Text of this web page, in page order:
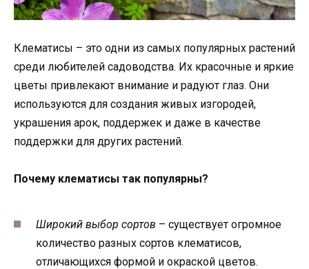
Клематисы – это одни из самых популярных растений
среди любителей садоводства. Их красочные и яркие
цветы привлекают внимание и радуют глаз. Они
используются для создания живых изгородей,
украшения арок, поддержек и даже в качестве
поддержки для других растений.
Почему клематисы так популярны?
Широкий выбор сортов – существует огромное
количество разных сортов клематисов,
отличающихся формой и окраской цветов.